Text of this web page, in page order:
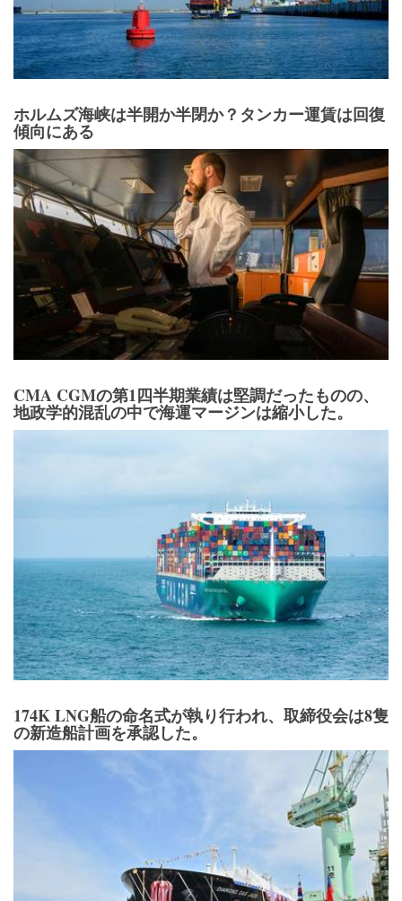
ホルムズ海峡は半開か半閉か？タンカー運賃は回復
傾向にある
CMA CGMの第1四半期業績は堅調だったものの、
地政学的混乱の中で海運マージンは縮小した。
174K LNG船の命名式が執り行われ、取締役会は8隻
の新造船計画を承認した。